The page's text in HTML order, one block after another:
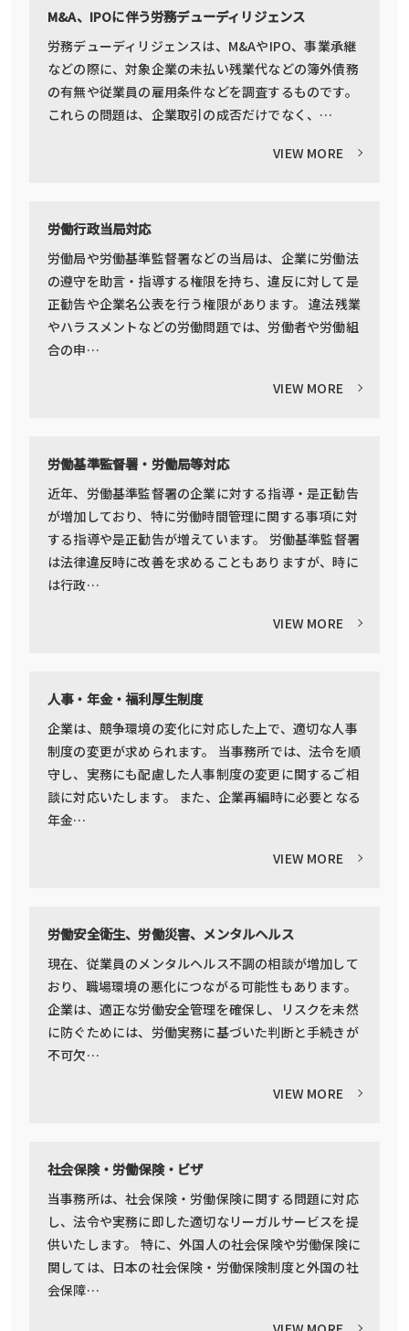
M&A、IPOに伴う労務デューディリジェンス
労務デューディリジェンスは、M&AやIPO、事業承継
などの際に、対象企業の未払い残業代などの簿外債務
の有無や従業員の雇用条件などを調査するものです。
これらの問題は、企業取引の成否だけでなく、…
VIEW MORE
労働行政当局対応
労働局や労働基準監督署などの当局は、企業に労働法
の遵守を助言・指導する権限を持ち、違反に対して是
正勧告や企業名公表を行う権限があります。 違法残業
やハラスメントなどの労働問題では、労働者や労働組
合の申…
VIEW MORE
労働基準監督署・労働局等対応
近年、労働基準監督署の企業に対する指導・是正勧告
が増加しており、特に労働時間管理に関する事項に対
する指導や是正勧告が増えています。 労働基準監督署
は法律違反時に改善を求めることもありますが、時に
は行政…
VIEW MORE
人事・年金・福利厚生制度
企業は、競争環境の変化に対応した上で、適切な人事
制度の変更が求められます。 当事務所では、法令を順
守し、実務にも配慮した人事制度の変更に関するご相
談に対応いたします。 また、企業再編時に必要となる
年金…
VIEW MORE
労働安全衛生、労働災害、メンタルヘルス
現在、従業員のメンタルヘルス不調の相談が増加して
おり、職場環境の悪化につながる可能性もあります。
企業は、適正な労働安全管理を確保し、リスクを未然
に防ぐためには、労働実務に基づいた判断と手続きが
不可欠…
VIEW MORE
社会保険・労働保険・ビザ
当事務所は、社会保険・労働保険に関する問題に対応
し、法令や実務に即した適切なリーガルサービスを提
供いたします。 特に、外国人の社会保険や労働保険に
関しては、日本の社会保険・労働保険制度と外国の社
会保障…